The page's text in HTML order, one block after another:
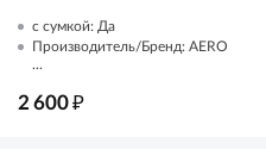
с сумкой: Да
Производитель/Бренд: AERO
...
2 600₽